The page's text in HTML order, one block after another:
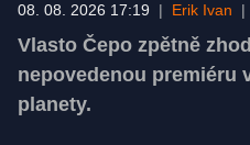
08. 08. 2026 17:19 Erik Ivan
Vlasto Čepo zpětně
nepovedenou premiéru
planety.